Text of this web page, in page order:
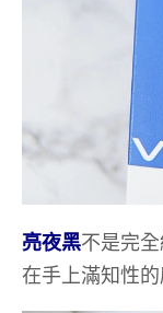
亮夜黑不是完
在手上滿知性